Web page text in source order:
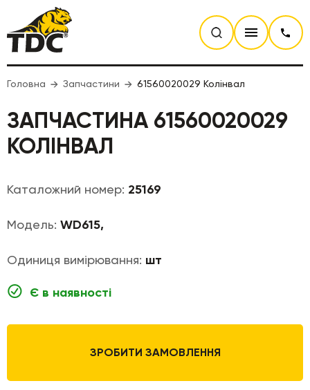
Головна Запчастини 61560020029 Колінвал
ЗАПЧАСТИНА 61560020029
КОЛІНВАЛ
Каталожний номер: 25169
Модель: WD615,
Одиниця вимірювання: шт
Є в наявності
ЗРОБИТИ ЗАМОВЛЕННЯ